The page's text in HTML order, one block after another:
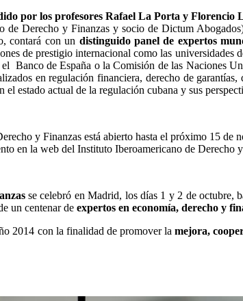
por los profesores Rafael La Porta y Florencio
Derecho y Finanzas y socio de Dictum
contará con un distinguido panel de expertos
de prestigio internacional como las
Banco de España o la Comisión de las Naciones
en regulación financiera, derecho de
estado actual de la regulación cubana y sus
y Finanzas está abierto hasta el próximo 15 de
en la web del Instituto Iberoamericano de Derecho
se celebró en Madrid, los días 1 y 2 de octubre,
un centenar de expertos en economía, derecho y
2014 con la finalidad de promover la mejora,